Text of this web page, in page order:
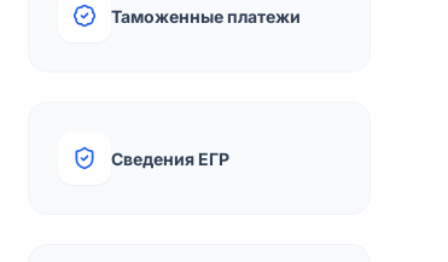
Таможенные платежи
Сведения ЕГР